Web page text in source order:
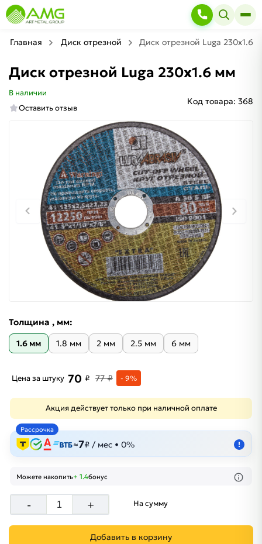
Главная Диск отрезной Диск отрезной Luga 230х1.6
Диск отрезной Luga 230х1.6 мм
В наличии
Оставить отзыв
Код товара: 368
Толщина , мм:
1.6 мм 1.8 мм 2 мм 2.5 мм 6 мм
Цена за штуку 70 ₽ 77 ₽ - 9%
Акция действует только при наличной оплате
Рассрочка
≈7₽ / мес • 0% !
Можете накопить+ 1.4бонус
- + На сумму
Добавить в корзину